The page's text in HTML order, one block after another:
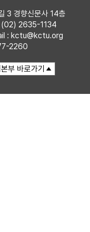
3 경향신문사 14층
2635-1134
: kctu@kctu.org
2260